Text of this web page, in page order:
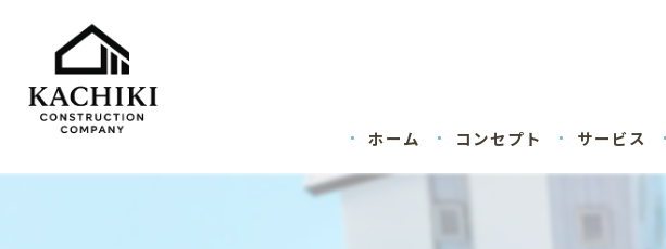
ホーム コンセプト サービス